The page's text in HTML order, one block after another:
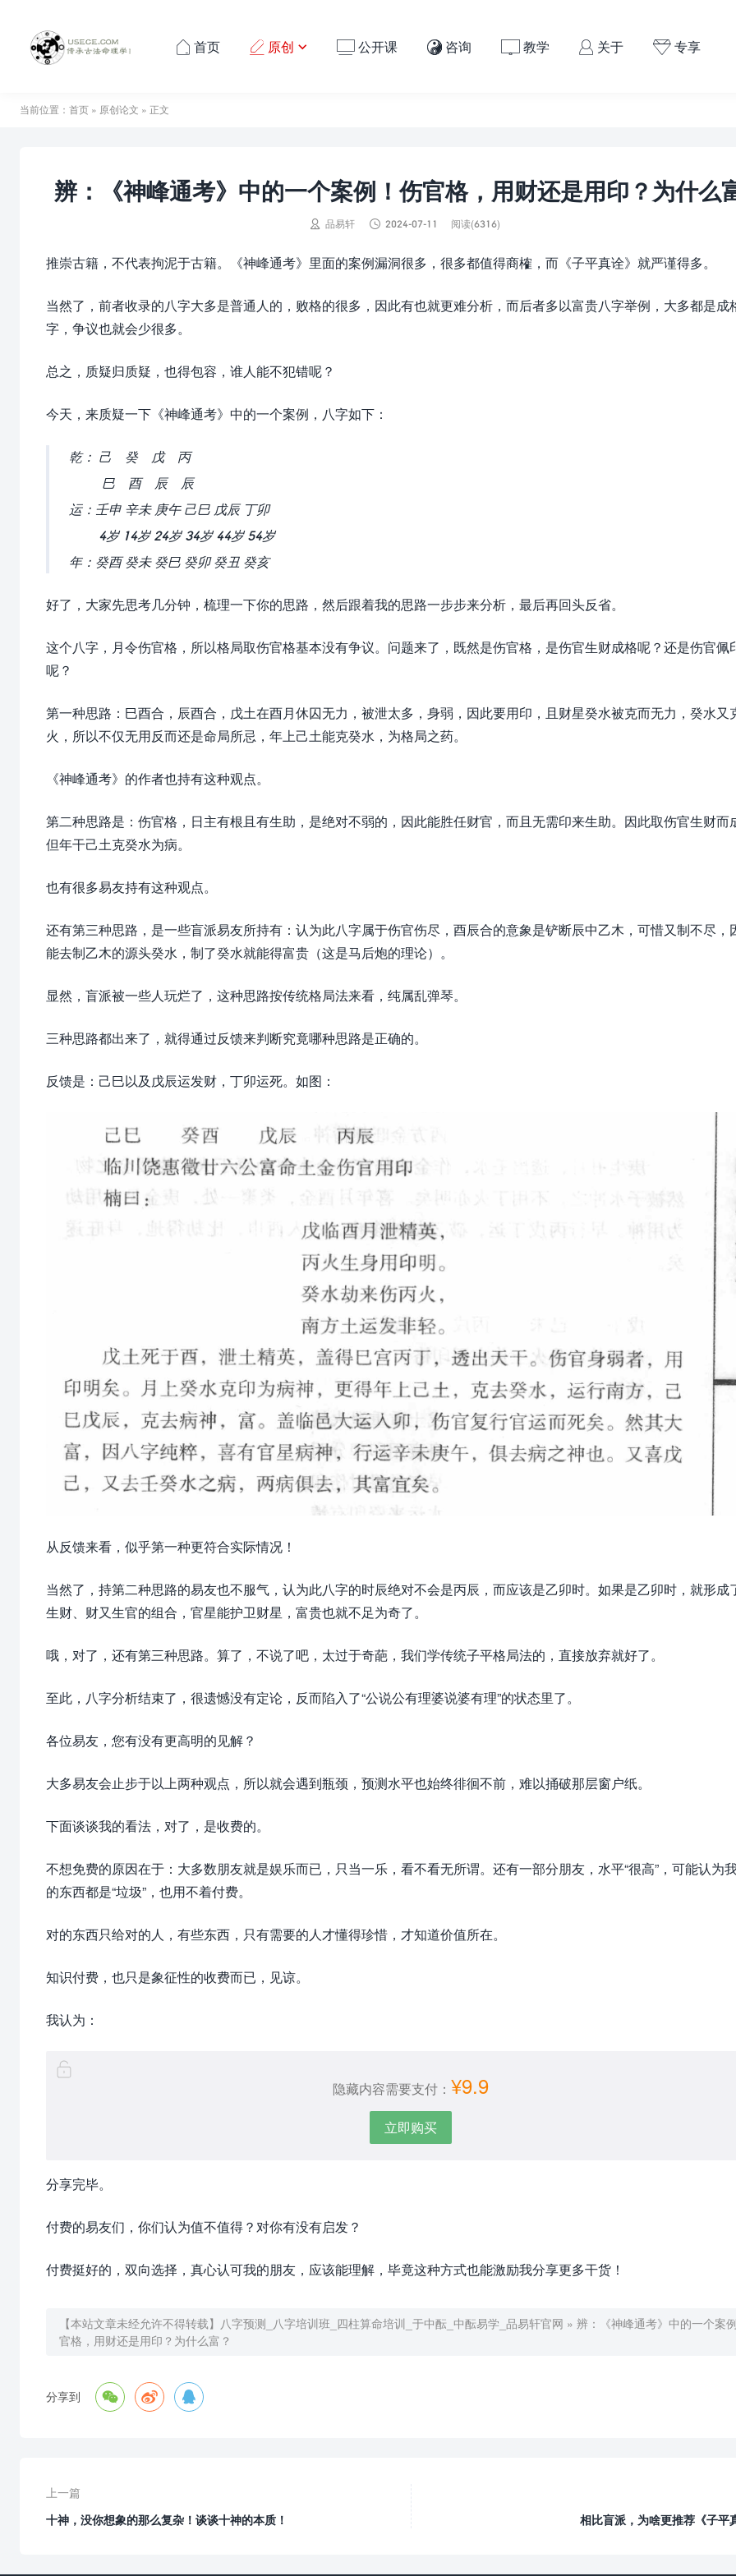
 首页  原创  公开课  咨询 教学  关于  专享
当前位置： 首页 » 原创论文 » 正文
辨：《神峰通考》中的一个案例！伤官格，用财还是用印？为什么
 品易轩  2024-07-11 阅读(6316)
推崇古籍，不代表拘泥于古籍。《神峰通考》里面的案例漏洞很多，很多都值得商榷，而《子平真诠》就严谨得多。
当然了，前者收录的八字大多是普通人的，败格的很多，因此有也就更难分析，而后者多以富贵八字举例，大多都是成
字，争议也就会少很多。
总之，质疑归质疑，也得包容，谁人能不犯错呢？
今天，来质疑一下《神峰通考》中的一个案例，八字如下：
乾： 己 癸 戊 丙
巳 酉 辰 辰
运：壬申 辛未 庚午 己巳 戊辰 丁卯
4岁 14岁 24岁 34岁 44岁 54岁
年：癸酉 癸未 癸巳 癸卯 癸丑 癸亥
好了，大家先思考几分钟，梳理一下你的思路，然后跟着我的思路一步步来分析，最后再回头反省。
这个八字，月令伤官格，所以格局取伤官格基本没有争议。问题来了，既然是伤官格，是伤官生财成格呢？还是伤官佩
呢？
第一种思路：巳酉合，辰酉合，戊土在酉月休囚无力，被泄太多，身弱，因此要用印，且财星癸水被克而无力，癸水又
火，所以不仅无用反而还是命局所忌，年上己土能克癸水，为格局之药。
《神峰通考》的作者也持有这种观点。
第二种思路是：伤官格，日主有根且有生助，是绝对不弱的，因此能胜任财官，而且无需印来生助。因此取伤官生财而
但年干己土克癸水为病。
也有很多易友持有这种观点。
还有第三种思路，是一些盲派易友所持有：认为此八字属于伤官伤尽，酉辰合的意象是铲断辰中乙木，可惜又制不尽，
能去制乙木的源头癸水，制了癸水就能得富贵（这是马后炮的理论）。
显然，盲派被一些人玩烂了，这种思路按传统格局法来看，纯属乱弹琴。
三种思路都出来了，就得通过反馈来判断究竟哪种思路是正确的。
反馈是：己巳以及戊辰运发财，丁卯运死。如图：
从反馈来看，似乎第一种更符合实际情况！
当然了，持第二种思路的易友也不服气，认为此八字的时辰绝对不会是丙辰，而应该是乙卯时。如果是乙卯时，就形成
生财、财又生官的组合，官星能护卫财星，富贵也就不足为奇了。
哦，对了，还有第三种思路。算了，不说了吧，太过于奇葩，我们学传统子平格局法的，直接放弃就好了。
至此，八字分析结束了，很遗憾没有定论，反而陷入了“公说公有理婆说婆有理”的状态里了。
各位易友，您有没有更高明的见解？
大多易友会止步于以上两种观点，所以就会遇到瓶颈，预测水平也始终徘徊不前，难以捅破那层窗户纸。
下面谈谈我的看法，对了，是收费的。
不想免费的原因在于：大多数朋友就是娱乐而已，只当一乐，看不看无所谓。还有一部分朋友，水平“很高”，可能认为
的东西都是“垃圾”，也用不着付费。
对的东西只给对的人，有些东西，只有需要的人才懂得珍惜，才知道价值所在。
知识付费，也只是象征性的收费而已，见谅。
我认为：
隐藏内容需要支付： ¥9.9
立即购买
分享完毕。
付费的易友们，你们认为值不值得？对你有没有启发？
付费挺好的，双向选择，真心认可我的朋友，应该能理解，毕竟这种方式也能激励我分享更多干货！
【本站文章未经允许不得转载】 八字预测_八字培训班_四柱算命培训_于中酝_中酝易学_品易轩官网 » 辨：《神峰通考》中的一个案
官格，用财还是用印？为什么富？
分享到   
上一篇
十神，没你想象的那么复杂！谈谈十神的本质！
相比盲派，为啥更推荐《子平